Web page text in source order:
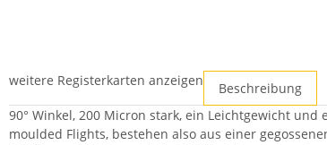
weitere Registerkarten anzeigen
Beschreibung
90° Winkel, 200 Micron stark, ein Leichtgewicht und
moulded Flights, bestehen also aus einer